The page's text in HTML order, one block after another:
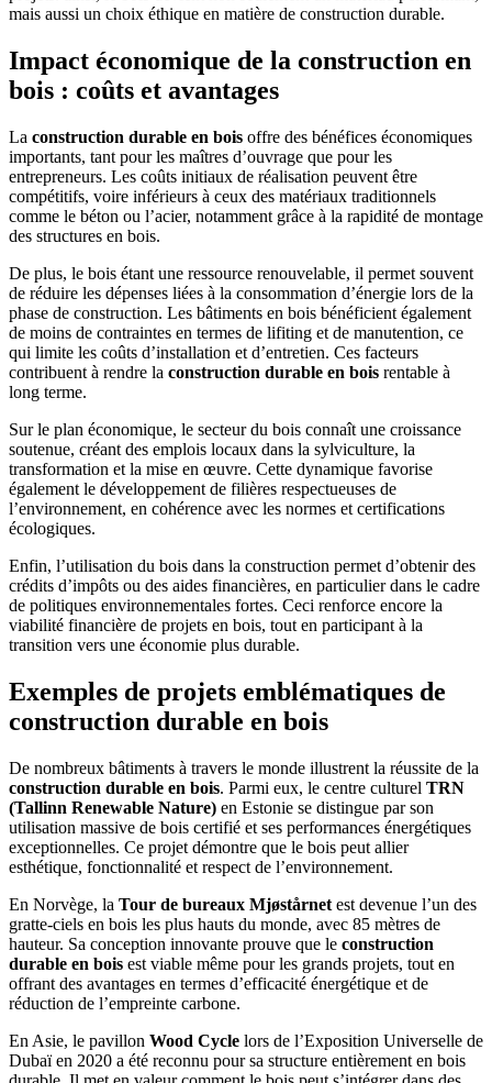
mais aussi un choix éthique en matière de construction durable.
Impact économique de la construction en
bois : coûts et avantages
La construction durable en bois offre des bénéfices économiques
importants, tant pour les maîtres d’ouvrage que pour les
entrepreneurs. Les coûts initiaux de réalisation peuvent être
compétitifs, voire inférieurs à ceux des matériaux traditionnels
comme le béton ou l’acier, notamment grâce à la rapidité de montage
des structures en bois.
De plus, le bois étant une ressource renouvelable, il permet souvent
de réduire les dépenses liées à la consommation d’énergie lors de la
phase de construction. Les bâtiments en bois bénéficient également
de moins de contraintes en termes de lifiting et de manutention, ce
qui limite les coûts d’installation et d’entretien. Ces facteurs
contribuent à rendre la construction durable en bois rentable à
long terme.
Sur le plan économique, le secteur du bois connaît une croissance
soutenue, créant des emplois locaux dans la sylviculture, la
transformation et la mise en œuvre. Cette dynamique favorise
également le développement de filières respectueuses de
l’environnement, en cohérence avec les normes et certifications
écologiques.
Enfin, l’utilisation du bois dans la construction permet d’obtenir des
crédits d’impôts ou des aides financières, en particulier dans le cadre
de politiques environnementales fortes. Ceci renforce encore la
viabilité financière de projets en bois, tout en participant à la
transition vers une économie plus durable.
Exemples de projets emblématiques de
construction durable en bois
De nombreux bâtiments à travers le monde illustrent la réussite de la
construction durable en bois. Parmi eux, le centre culturel TRN
(Tallinn Renewable Nature) en Estonie se distingue par son
utilisation massive de bois certifié et ses performances énergétiques
exceptionnelles. Ce projet démontre que le bois peut allier
esthétique, fonctionnalité et respect de l’environnement.
En Norvège, la Tour de bureaux Mjøstårnet est devenue l’un des
gratte-ciels en bois les plus hauts du monde, avec 85 mètres de
hauteur. Sa conception innovante prouve que le construction
durable en bois est viable même pour les grands projets, tout en
offrant des avantages en termes d’efficacité énergétique et de
réduction de l’empreinte carbone.
En Asie, le pavillon Wood Cycle lors de l’Exposition Universelle de
Dubaï en 2020 a été reconnu pour sa structure entièrement en bois